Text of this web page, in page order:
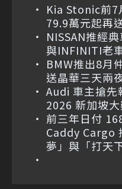
Kia Stonic前
79.9萬元起再
NISSAN推經
與INFINITI老
BMW推出8月
送晶華三天兩
Audi 車主搶先
2026 新加坡
前三年日付
Caddy Cargo
夢」與「打天